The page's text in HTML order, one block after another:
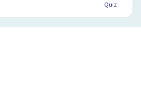
Quiz